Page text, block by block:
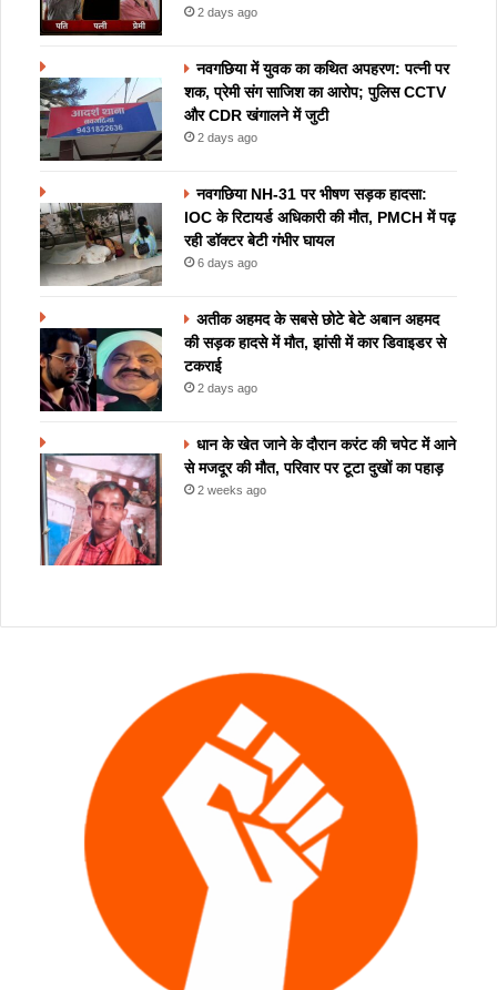
2 days ago
नवगछिया में युवक का कथित अपहरण: पत्नी पर
शक, प्रेमी संग साजिश का आरोप; पुलिस CCTV
और CDR खंगालने में जुटी
2 days ago
नवगछिया NH-31 पर भीषण सड़क हादसा:
IOC के रिटायर्ड अधिकारी की मौत, PMCH में पढ़
रही डॉक्टर बेटी गंभीर घायल
6 days ago
अतीक अहमद के सबसे छोटे बेटे अबान अहमद
की सड़क हादसे में मौत, झांसी में कार डिवाइडर से
टकराई
2 days ago
धान के खेत जाने के दौरान करंट की चपेट में आने
से मजदूर की मौत, परिवार पर टूटा दुखों का पहाड़
2 weeks ago